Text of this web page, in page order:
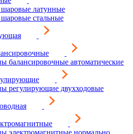
латунные
стальные
балансировочные автоматические
регулирующие двухходовые
электромагнитные нормально